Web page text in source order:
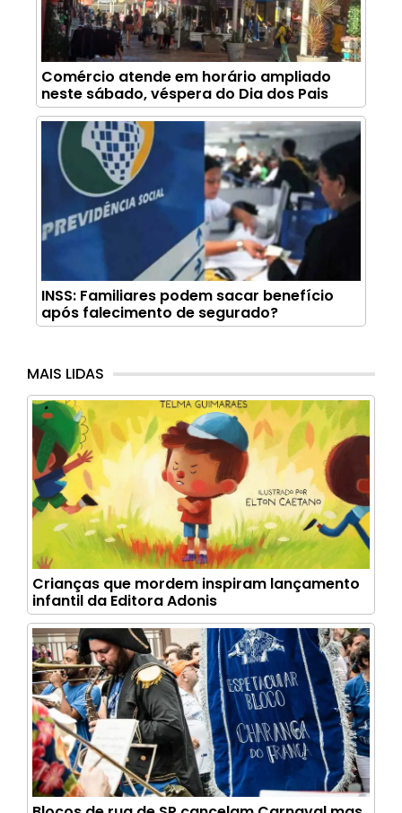
Comércio atende em horário ampliado
neste sábado, véspera do Dia dos Pais
INSS: Familiares podem sacar benefício
após falecimento de segurado?
MAIS LIDAS
Crianças que mordem inspiram lançamento
infantil da Editora Adonis